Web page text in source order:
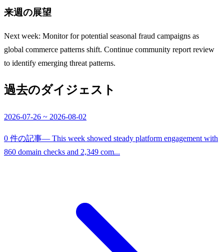
来週の展望
Next week: Monitor for potential seasonal fraud campaigns as
global commerce patterns shift. Continue community report review
to identify emerging threat patterns.
過去のダイジェスト
2026-07-26 ~ 2026-08-02
0 件の記事— This week showed steady platform engagement with
860 domain checks and 2,349 com...